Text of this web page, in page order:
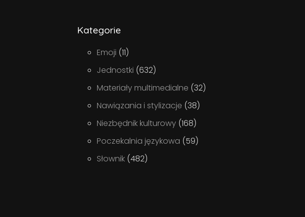
Kategorie
Emoji (11)
Jednostki (632)
Materiały multimedialne (32)
Nawiązania i stylizacje (38)
Niezbędnik kulturowy (168)
Poczekalnia językowa (59)
Słownik (482)